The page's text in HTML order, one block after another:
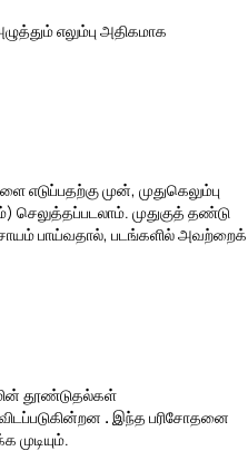
எலும்பு அதிகமாக
முன், முதுகெலும்பு
செலுத்தப்படலாம். முதுகுத் தண்டு
சாயம் பாய்வதால், படங்களில் அவற்றைக்
தூண்டுதல்கள்
. இந்த பரிசோதனை